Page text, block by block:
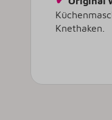
Knethaken.